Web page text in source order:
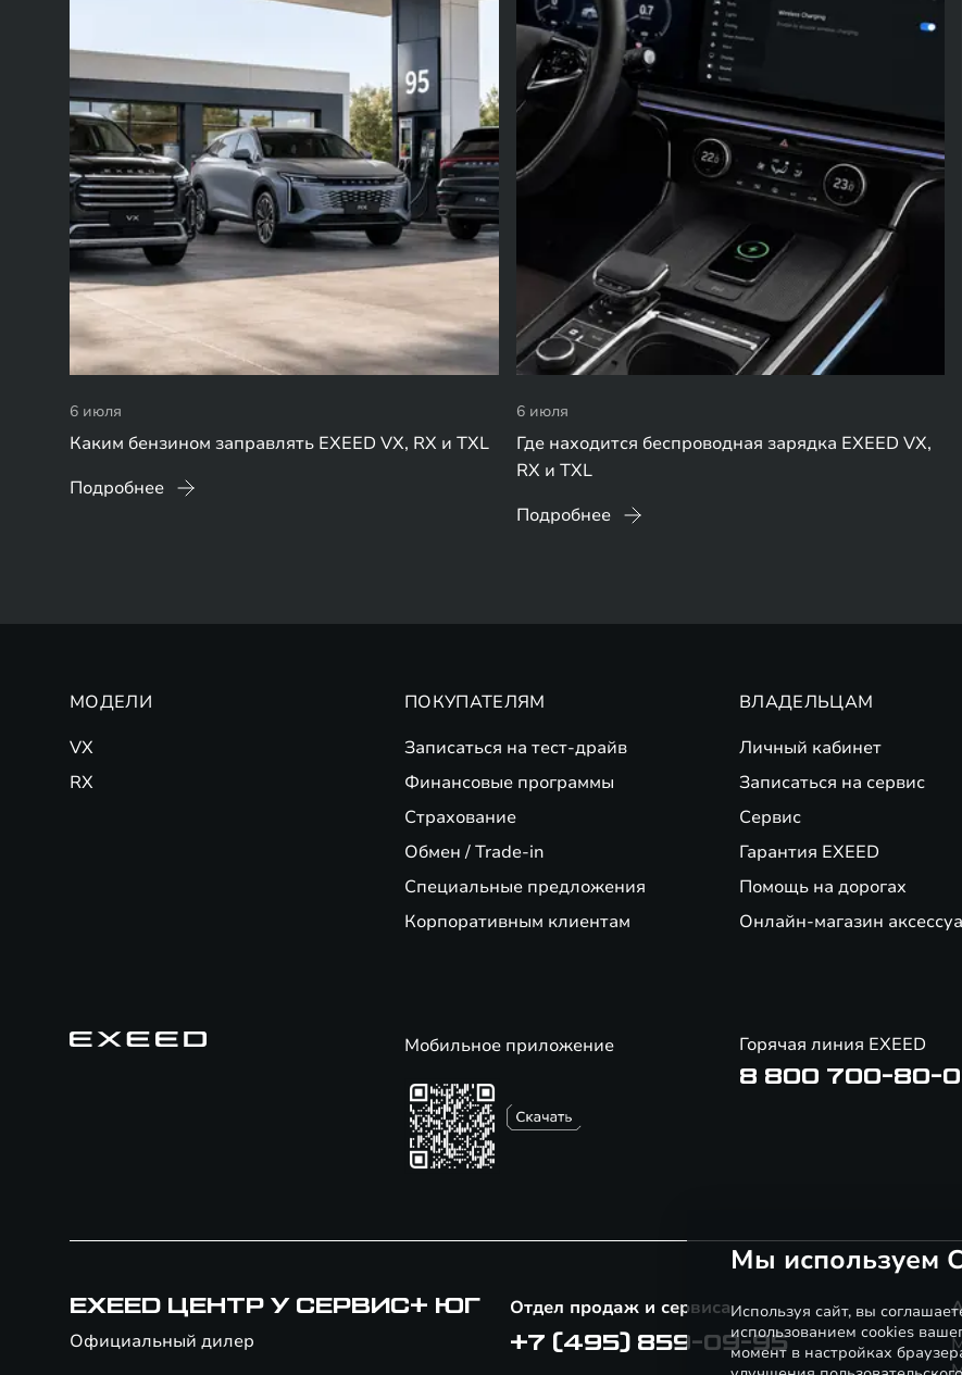
6 июля
Каким бензином заправлять EXEED VX, RX и TXL
Подробнее
6 июля
Где находится беспроводная зарядка EXEED VX,
RX и TXL
Подробнее
МОДЕЛИ
VX
RX
ПОКУПАТЕЛЯМ
Записаться на тест-драйв
Финансовые программы
Страхование
Обмен / Trade-in
Специальные предложения
Корпоративным клиентам
ВЛАДЕЛЬЦАМ
Личный кабинет
Записаться на сервис
Сервис
Гарантия EXEED
Помощь на дорогах
Онлайн-магазин
Мобильное приложение Горячая линия EXEED
8 800 700-80-
EXEED ЦЕНТР У СЕРВИС+ ЮГ
Официальный дилер
Отдел продаж и сервиса
+7 (495) 859-09-95
Мы используем
Используя сайт, вы
использованием cookies
момент в настройках